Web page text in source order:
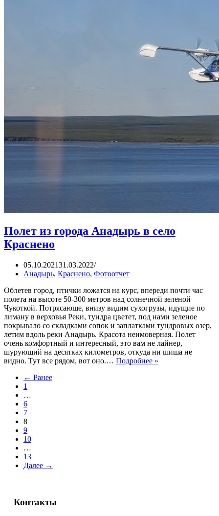
Полет из города Анадырь в село
Краснено
05.10.202131.03.2022
Анадырь, Краснено, Фотоотчет
Облетев город, птички ложатся на курс, впереди почти час
полета на высоте 50-300 метров над солнечной зеленой
Чукоткой. Потрясающе, внизу видим сухогрузы, идущие по
лиману в верховья Реки, тундра цветет, под нами зеленое
покрывало со складками сопок и заплатками тундровых озер,
летим вдоль реки Анадырь. Красота неимоверная. Полет
очень комфортный и интересный, это вам не лайнер,
шурующий на десятках километров, откуда ни шиша не
видно. Тут все рядом, вот оно.… Подробнее »
← Ранее
1
…
6
7
8
9
10
…
13
Далее →
Контакты